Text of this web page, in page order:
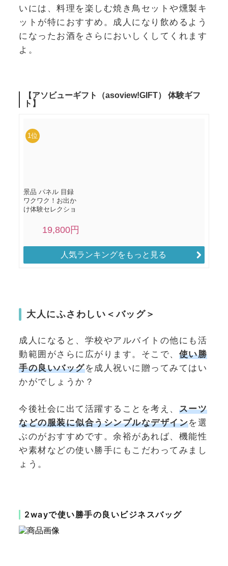
いには、料理を楽しむ焼き鳥セットや燻製キ
ットが特におすすめ。成人になり飲めるよう
になったお酒をさらにおいしくしてくれます
よ。
人気ランキングをもっと見る
大人にふさわしい＜バッグ＞
成人になると、学校やアルバイトの他にも活
動範囲がさらに広がります。そこで、 使い勝
手の良いバッグを成人祝いに贈ってみてはい
かがでしょうか？
今後社会に出て活躍することを考え、 スーツ
などの服装に似合うシンプルなデザインを選
ぶのがおすすめです。余裕があれば、機能性
や素材などの使い勝手にもこだわってみまし
ょう。
2wayで使い勝手の良いビジネスバッグ